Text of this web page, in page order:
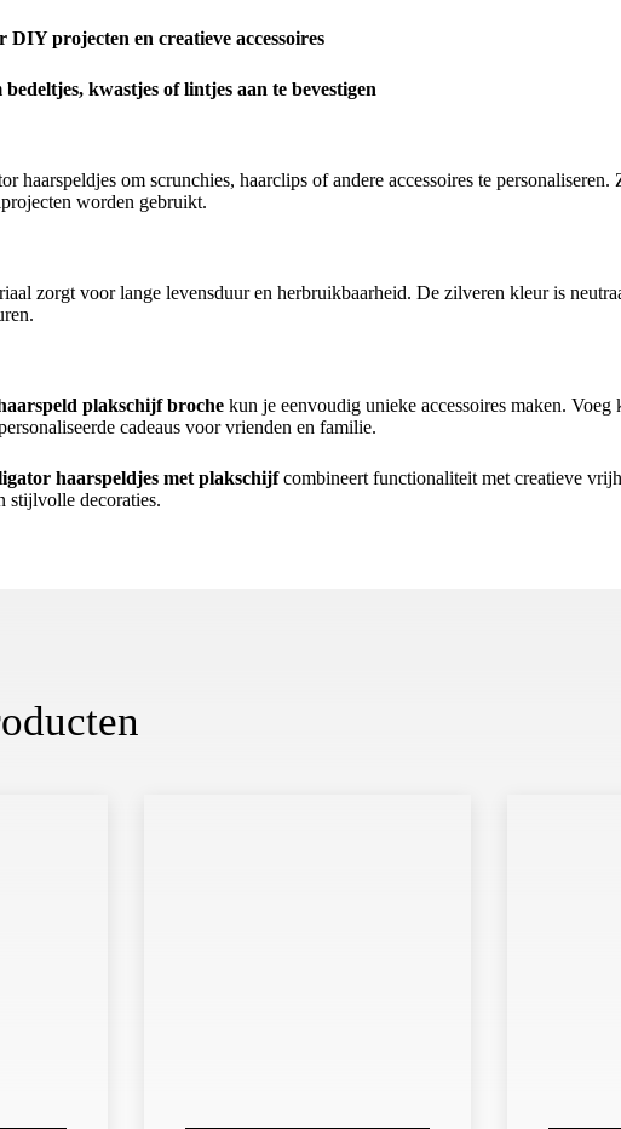
DIY projecten en creatieve accessoires
bedeltjes, kwastjes of lintjes aan te bevestigen
haarspeldjes om scrunchies, haarclips of andere accessoires te
worden gebruikt.
zorgt voor lange levensduur en herbruikbaarheid. De zilveren kleur is
plakschijf broche kun je eenvoudig unieke accessoires maken.
cadeaus voor vrienden en familie.
haarspeldjes met plakschijfcombineert functionaliteit met creatieve
stijlvolle decoraties.